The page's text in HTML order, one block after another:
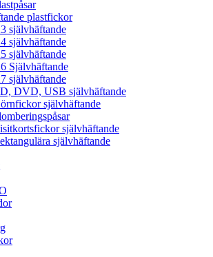
plastfickor
självhäftande
självhäftande
självhäftande
Självhäftande
självhäftande
DVD, USB självhäftande
självhäftande
självhäftande
självhäftande